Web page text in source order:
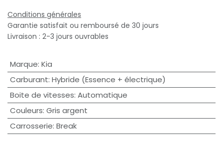
Conditions générales
Garantie satisfait ou remboursé de 30 jours
Livraison : 2-3 jours ouvrables
Marque: Kia
Carburant: Hybride (Essence + électrique)
Boite de vitesses: Automatique
Couleurs: Gris argent
Carrosserie: Break